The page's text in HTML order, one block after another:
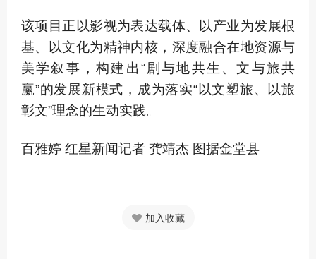
该项目正以影视为表达载体、以产业为发展根
基、以文化为精神内核，深度融合在地资源与
美学叙事，构建出“剧与地共生、文与旅共
赢”的发展新模式，成为落实“以文塑旅、以旅
彰文”理念的生动实践。
百雅婷 红星新闻记者 龚靖杰 图据金堂县
加入收藏